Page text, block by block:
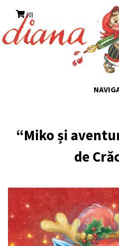
content
(0)
“Miko și
de